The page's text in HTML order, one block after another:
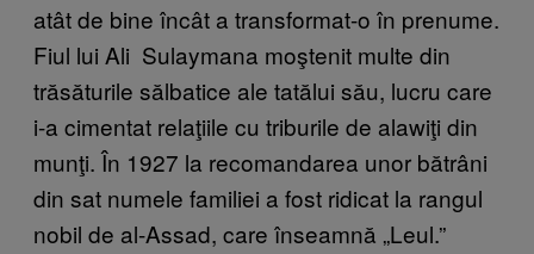
atât de bine încât a transformat-o în prenume.
Fiul lui Ali Sulaymana moştenit multe din
trăsăturile sălbatice ale tatălui său, lucru care
i-a cimentat relaţiile cu triburile de alawiţi din
munţi. În 1927 la recomandarea unor bătrâni
din sat numele familiei a fost ridicat la rangul
nobil de al-Assad, care înseamnă „Leul.”